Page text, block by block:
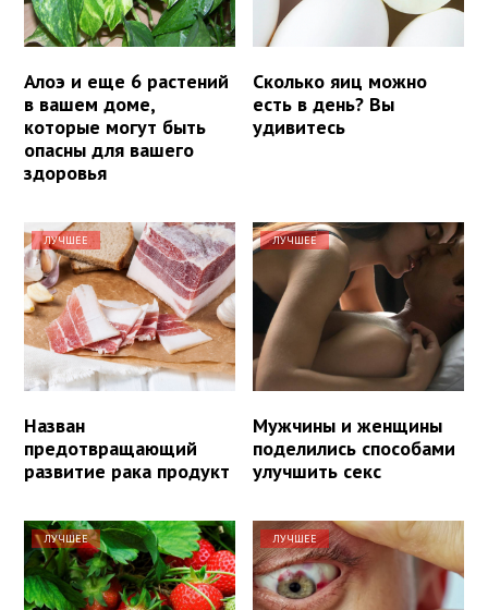
Алоэ и еще 6 растений
в вашем доме,
которые могут быть
опасны для вашего
здоровья
Сколько яиц можно
есть в день? Вы
удивитесь
ЛУЧШЕЕ
Назван
предотвращающий
развитие рака продукт
ЛУЧШЕЕ
Мужчины и женщины
поделились способами
улучшить секс
ЛУЧШЕЕ ЛУЧШЕЕ